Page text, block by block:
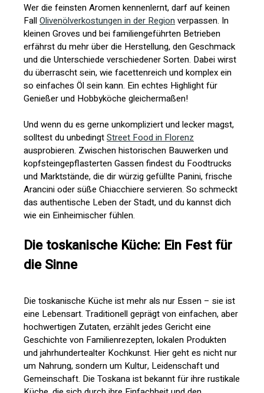
Wer die feinsten Aromen kennenlernt, darf auf keinen
FallOlivenölverkostungen in der Region verpassen. In
kleinen Groves und bei familiengeführten Betrieben
erfährst du mehr über die Herstellung, den Geschmack
und die Unterschiede verschiedener Sorten. Dabei wirst
du überrascht sein, wie facettenreich und komplex ein
so einfaches Öl sein kann. Ein echtes Highlight für
Genießer und Hobbyköche gleichermaßen!
Und wenn du es gerne unkompliziert und lecker magst,
solltest du unbedingtStreet Food in Florenz
ausprobieren. Zwischen historischen Bauwerken und
kopfsteingepflasterten Gassen findest du Foodtrucks
und Marktstände, die dir würzig gefüllte Panini, frische
Arancini oder süße Chiacchiere servieren. So schmeckt
das authentische Leben der Stadt, und du kannst dich
wie ein Einheimischer fühlen.
Die toskanische Küche: Ein Fest für
die Sinne
Die toskanische Küche ist mehr als nur Essen – sie ist
eine Lebensart. Traditionell geprägt von einfachen, aber
hochwertigen Zutaten, erzählt jedes Gericht eine
Geschichte von Familienrezepten, lokalen Produkten
und jahrhundertealter Kochkunst. Hier geht es nicht nur
um Nahrung, sondern um Kultur, Leidenschaft und
Gemeinschaft. Die Toskana ist bekannt für ihre rustikale